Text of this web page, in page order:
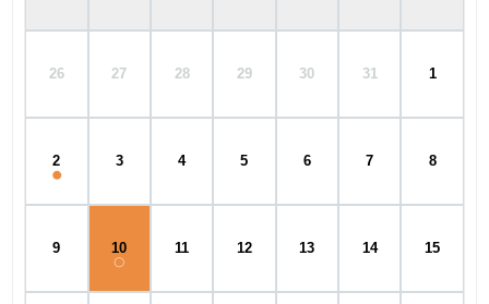
26 27 28 29 30 31 1
2 3 4 5 6 7 8
9 10 11 12 13 14 15